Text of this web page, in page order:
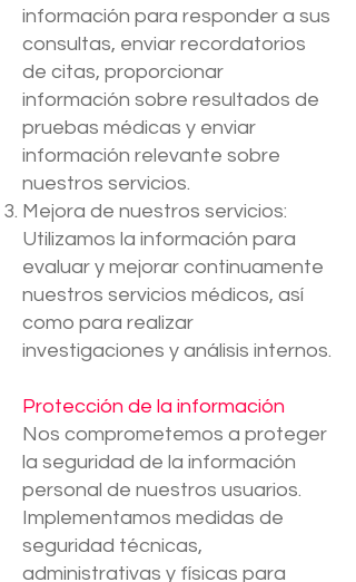
información para responder a sus
consultas, enviar recordatorios
de citas, proporcionar
información sobre resultados de
pruebas médicas y enviar
información relevante sobre
nuestros servicios.
Mejora de nuestros servicios:
Utilizamos la información para
evaluar y mejorar continuamente
nuestros servicios médicos, así
como para realizar
investigaciones y análisis internos.
Protección de la información
Nos comprometemos a proteger
la seguridad de la información
personal de nuestros usuarios.
Implementamos medidas de
seguridad técnicas,
administrativas y físicas para